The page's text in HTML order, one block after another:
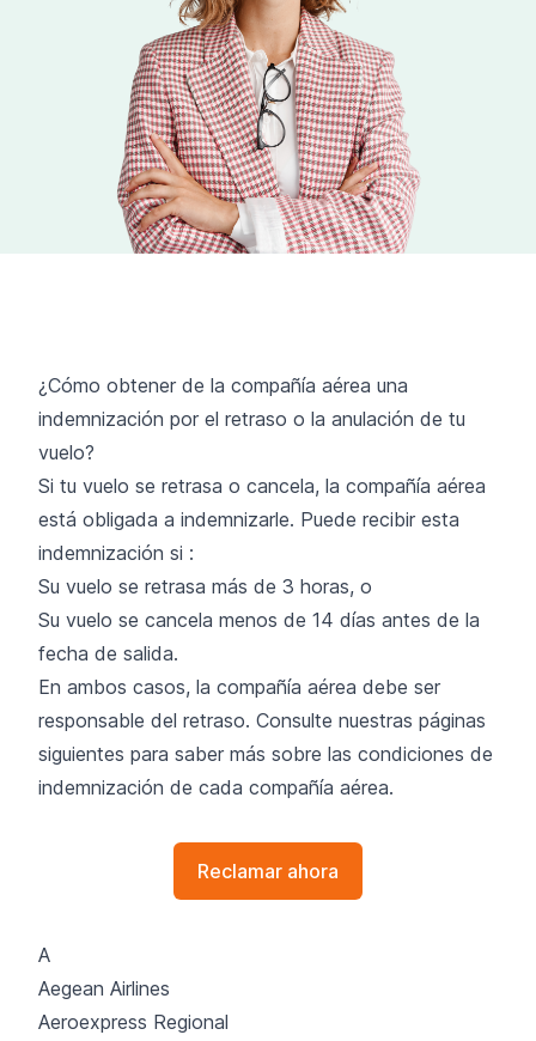
¿Cómo obtener de la compañía aérea una
indemnización por el retraso o la anulación de tu
vuelo?
Si tu vuelo se retrasa o cancela, la compañía aérea
está obligada a indemnizarle. Puede recibir esta
indemnización si :
Su vuelo se retrasa más de 3 horas, o
Su vuelo se cancela menos de 14 días antes de la
fecha de salida.
En ambos casos, la compañía aérea debe ser
responsable del retraso. Consulte nuestras páginas
siguientes para saber más sobre las condiciones de
indemnización de cada compañía aérea.
Reclamar ahora
A
Aegean Airlines
Aeroexpress Regional